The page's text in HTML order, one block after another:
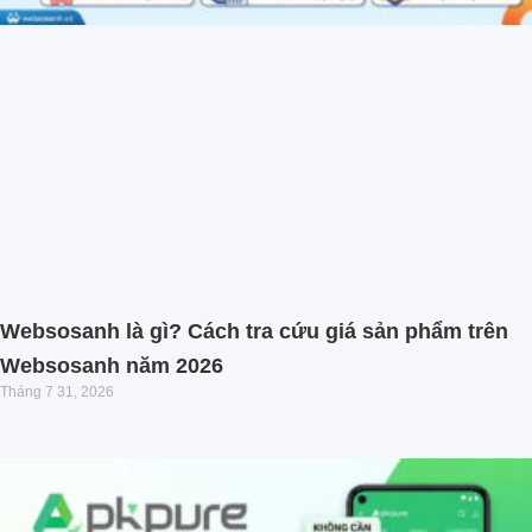
Websosanh là gì? Cách tra cứu giá sản phẩm trên
Websosanh năm 2026
Tháng 7 31, 2026